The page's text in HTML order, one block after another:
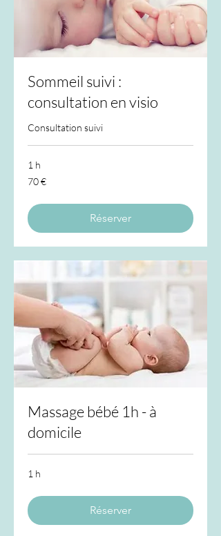
Sommeil suivi :
consultation en visio
Consultation suivi
1 h
70
euros
70 €
Réserver
Massage bébé 1h - à
domicile
1 h
Réserver